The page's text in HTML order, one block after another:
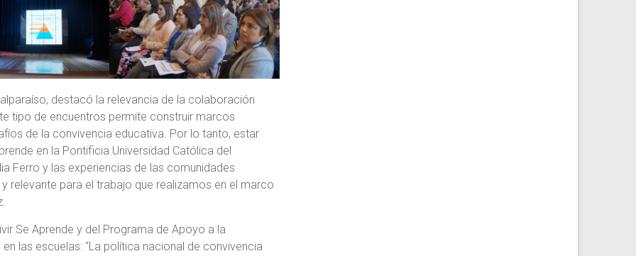
destacó la relevancia de la colaboración
tipo de encuentros permite construir marcos
de la convivencia educativa. Por lo tanto, estar
en la Pontificia Universidad Católica del
Ferro y las experiencias de las comunidades
relevante para el trabajo que realizamos en el marco
Se Aprende y del Programa de Apoyo a la
las escuelas: “La política nacional de convivencia